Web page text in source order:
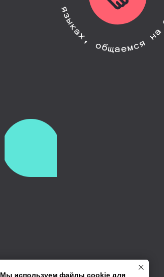
Мы используем файлы cookie для